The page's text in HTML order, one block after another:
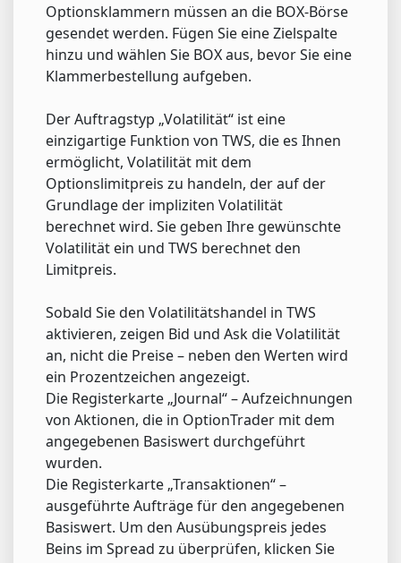
Optionsklammern müssen an die BOX-Börse
gesendet werden. Fügen Sie eine Zielspalte
hinzu und wählen Sie BOX aus, bevor Sie eine
Klammerbestellung aufgeben.
Der Auftragstyp „Volatilität“ ist eine
einzigartige Funktion von TWS, die es Ihnen
ermöglicht, Volatilität mit dem
Optionslimitpreis zu handeln, der auf der
Grundlage der impliziten Volatilität
berechnet wird. Sie geben Ihre gewünschte
Volatilität ein und TWS berechnet den
Limitpreis.
Sobald Sie den Volatilitätshandel in TWS
aktivieren, zeigen Bid und Ask die Volatilität
an, nicht die Preise – neben den Werten wird
ein Prozentzeichen angezeigt.
Die Registerkarte „Journal“ – Aufzeichnungen
von Aktionen, die in OptionTrader mit dem
angegebenen Basiswert durchgeführt
wurden.
Die Registerkarte „Transaktionen“ –
ausgeführte Aufträge für den angegebenen
Basiswert. Um den Ausübungspreis jedes
Beins im Spread zu überprüfen, klicken Sie